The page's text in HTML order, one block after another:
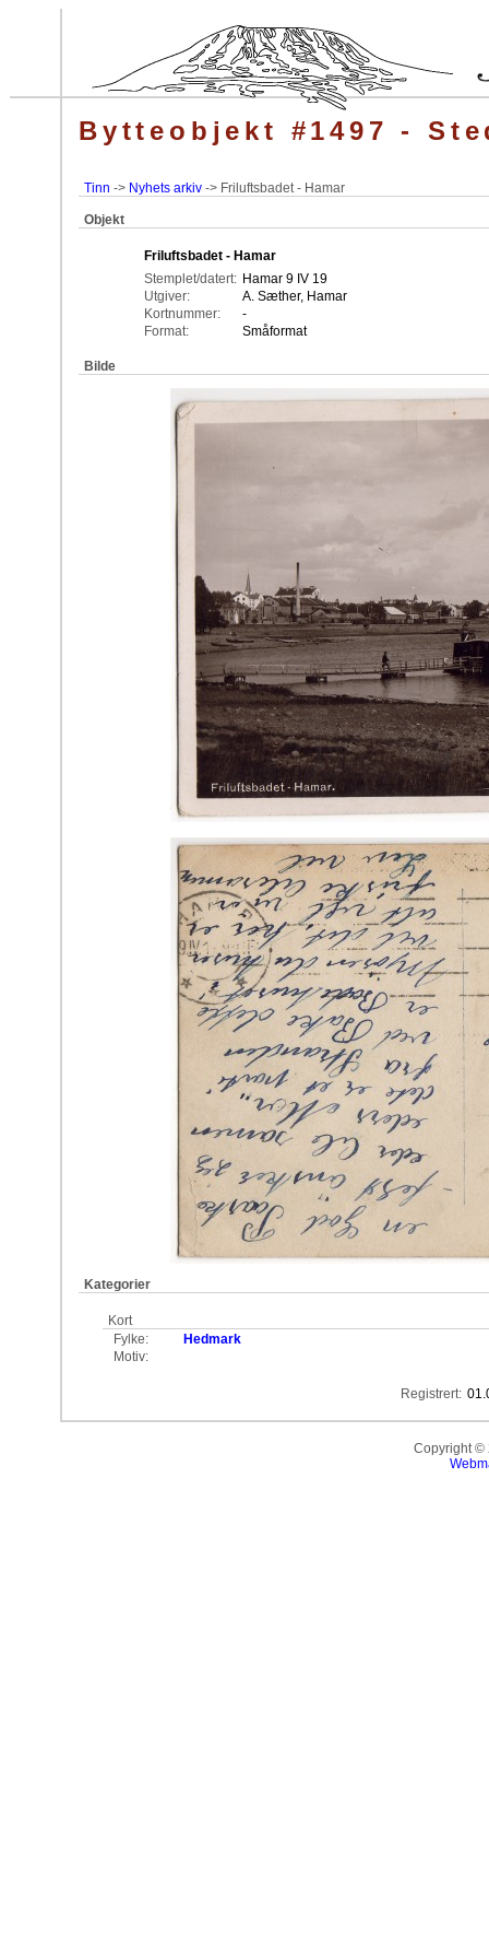
Bytteobjekt #1497 -
Tinn -> Nyhets arkiv -> Friluftsbadet - Hamar
Objekt
Friluftsbadet - Hamar
Stemplet/datert: Hamar 9 IV 19
Utgiver:
A. Sæther, Hamar
Kortnummer:
-
Format:
Småformat
Bilde
Kategorier
Kort
Fylke:
Hedmark
Motiv:
Registrert:
Copyright ©